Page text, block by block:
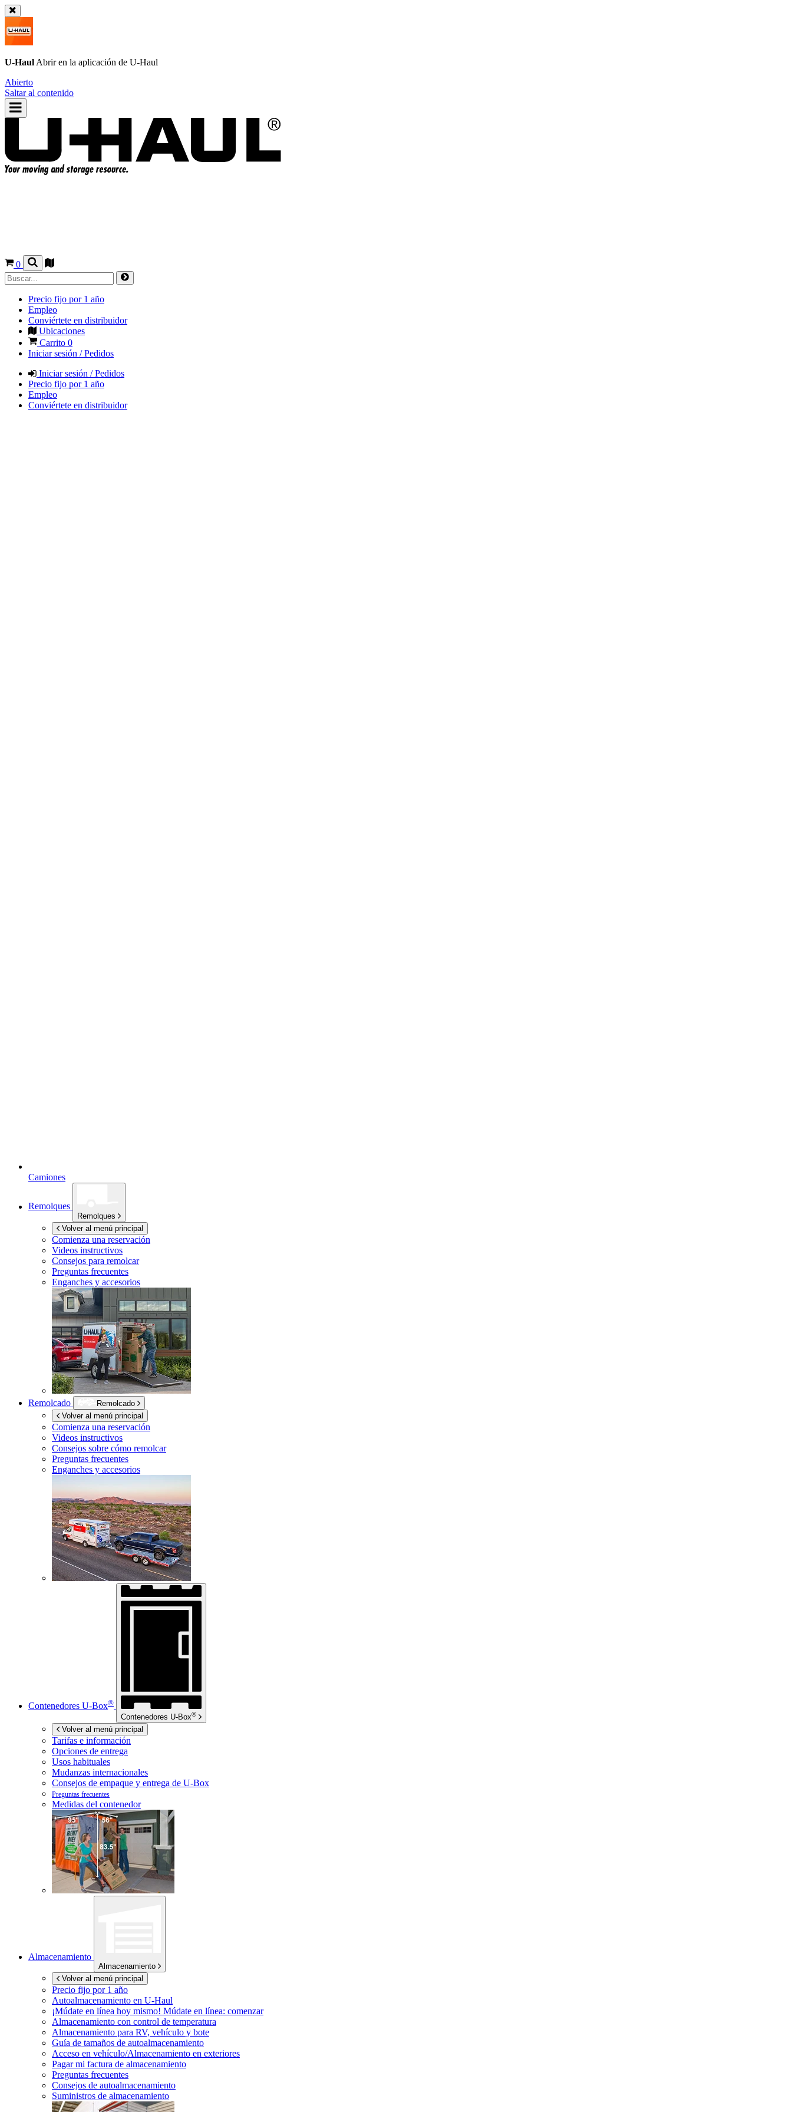
U-Haul Abrir en la aplicación de U-Haul
Abierto
Saltar al contenido
0
Precio fijo por 1 año
Empleo
Conviértete en distribuidor
Ubicaciones
Carrito 0
Iniciar sesión / Pedidos
Iniciar sesión / Pedidos
Precio fijo por 1 año
Empleo
Conviértete en distribuidor
Camiones
Remolques
Remolques
Volver al menú principal
Comienza una reservación
Videos instructivos
Consejos para remolcar
Preguntas frecuentes
Enganches y accesorios
Remolcado
Remolcado
Volver al menú principal
Comienza una reservación
Videos instructivos
Consejos sobre cómo remolcar
Preguntas frecuentes
Enganches y accesorios
Contenedores U-Box®
Contenedores U-Box®
Volver al menú principal
Tarifas e información
Opciones de entrega
Usos habituales
Mudanzas internacionales
Consejos de empaque y entrega de U-Box
Preguntas frecuentes
Medidas del contenedor
Almacenamiento
Almacenamiento
Volver al menú principal
Precio fijo por 1 año
Autoalmacenamiento en U-Haul
¡Múdate en línea hoy mismo! Múdate en línea: comenzar
Almacenamiento con control de temperatura
Almacenamiento para RV, vehículo y bote
Guía de tamaños de autoalmacenamiento
Acceso en vehículo/Almacenamiento en exteriores
Pagar mi factura de almacenamiento
Preguntas frecuentes
Consejos de autoalmacenamiento
Suministros de almacenamiento